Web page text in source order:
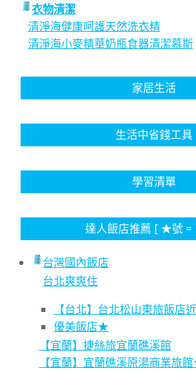
衣物清潔
清淨海健康呵護天然洗衣精
清淨海小麥精華奶瓶食器清潔慕斯
家居生活
生活中省錢工具
學習清單
達人飯店推薦 [ ★號 =
台灣國內飯店
台北爽爽住
【台北】台北松山東旅飯店
優美飯店★
【宜蘭】捷絲旅宜蘭礁溪館
【宜蘭】宜蘭礁溪原湯商業旅